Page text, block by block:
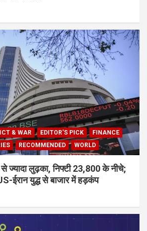
& WAR EDITOR'S PICK
FINANCE
RECOMMENDED WORLD
लुढ़का, निफ्टी 23,800 के नीचे;
ईरान युद्ध से बाजार में हड़कंप